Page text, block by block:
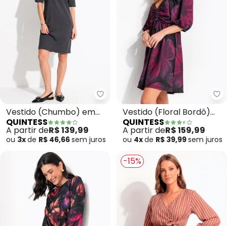
Quintess - Vestido (Chumbo)
Vestido (Chumbo) em
Malha Piquet
QUINTESS
A partir deR$ 139,99
ou 3xde R$ 46,66sem juros
Vestido (Floral Bordô)
em Malha Texturizada
QUINTESS
A partir deR$ 159,99
ou 4xde R$ 39,99sem juros
-15%